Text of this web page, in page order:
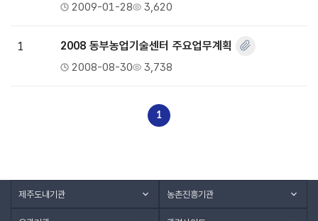
2009-01-28 3,620
1 2008 동부농업기술센터 주요업무계획
2008-08-30 3,738
1
제주도내기관 농촌진흥기관